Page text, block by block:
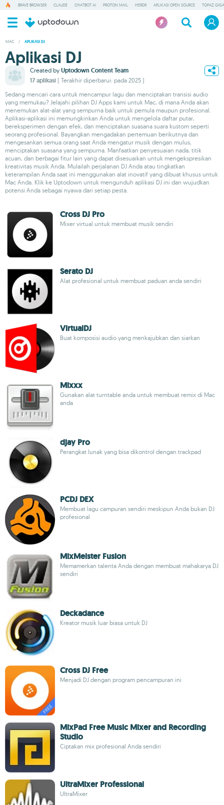
BRAVE BROWSER CLAUDE CHATBOT AI PROTON MAIL HERDR APLIKASI OPEN SOURCE TOPAZ
MAC / APLIKASI DJ
Aplikasi DJ
Created by Uptodown Content Team
17 aplikasi ( Terakhir diperbarui: pada 2025 )
Sedang mencari cara untuk mencampur lagu dan menciptakan transisi audio
yang memukau? Jelajahi pilihan DJ Apps kami untuk Mac, di mana Anda akan
menemukan alat-alat yang sempurna baik untuk pemula maupun profesional.
Aplikasi-aplikasi ini memungkinkan Anda untuk mengelola daftar putar,
bereksperimen dengan efek, dan menciptakan suasana suara kustom seperti
seorang profesional. Bayangkan mengadakan pertemuan berikutnya dan
mengesankan semua orang saat Anda mengatur musik dengan mulus,
menciptakan suasana yang sempurna. Manfaatkan penyesuaian nada, titik
acuan, dan berbagai fitur lain yang dapat disesuaikan untuk mengekspresikan
kreativitas musik Anda. Mulailah perjalanan DJ Anda atau tingkatkan
keterampilan Anda saat ini menggunakan alat inovatif yang dibuat khusus untuk
Mac Anda. Klik ke Uptodown untuk mengunduh aplikasi DJ ini dan wujudkan
potensi Anda sebagai nyawa dari setiap pesta.
Cross DJ Pro
Mixer virtual untuk membuat musik sendiri
Serato DJ
Alat profesional untuk membuat paduan anda sendiri
VirtualDJ
Buat komposisi audio yang menkajubkan dan siarkan
Mixxx
Gunakan alat turntable anda untuk membuat remix di Mac
anda
djay Pro
Perangkat lunak yang bisa dikontrol dengan trackpad
PCDJ DEX
Membuat lagu campuran sendiri meskipun Anda bukan DJ
profesional
MixMeister Fusion
Memamerkan talenta Anda dengan membuat mahakarya DJ
sendiri
Deckadance
Kreator musik luar biasa untuk DJ
Cross DJ Free
Menjadi DJ dengan program pencampuran ini
MixPad Free Music Mixer and Recording
Studio
Ciptakan mix profesional Anda sendiri
UltraMixer Professional
UltraMixer